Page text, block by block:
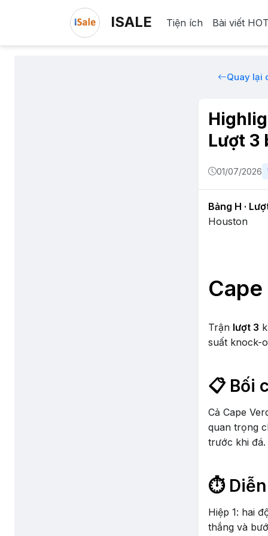
ISALE Tiện ích Bài viết
Quay lại
Lượt 3
01/07/2026
Bảng H ·
Houston
Trận lượt 3
suất knock-
📋 Bối
Cả Cape
quan trọng
trước khi đá.
⏱️
Hiệp 1: hai
thắng và